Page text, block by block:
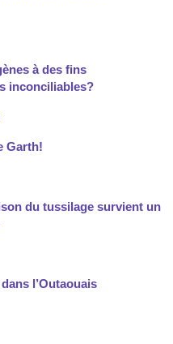
à des fins
inconciliables?
Garth!
du tussilage survient un
l’Outaouais